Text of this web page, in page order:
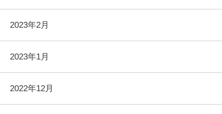
2023年2月
2023年1月
2022年12月